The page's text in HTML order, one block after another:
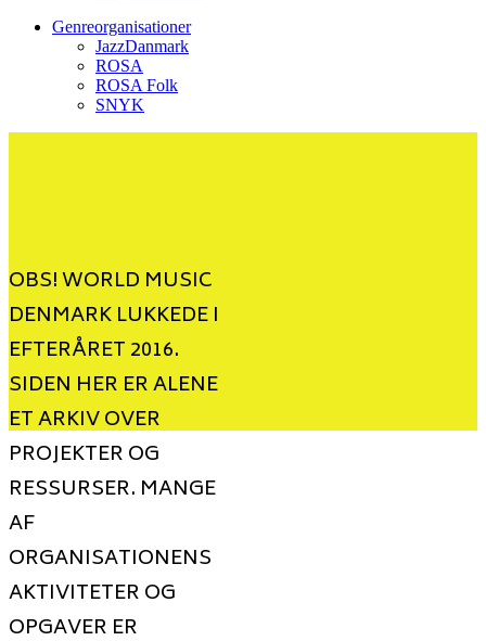
Genreorganisationer
JazzDanmark
ROSA
ROSA Folk
SNYK
OBS! WORLD MUSIC
DENMARK LUKKEDE I
EFTERÅRET 2016.
SIDEN HER ER ALENE
ET ARKIV OVER
PROJEKTER OG
RESSURSER. MANGE
AF
ORGANISATIONENS
AKTIVITETER OG
OPGAVER ER